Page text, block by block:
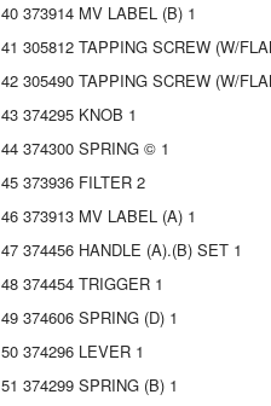
40 373914 MV LABEL (B) 1
41 305812 TAPPING SCREW (W/
42 305490 TAPPING SCREW (W/
43 374295 KNOB 1
44 374300 SPRING © 1
45 373936 FILTER 2
46 373913 MV LABEL (A) 1
47 374456 HANDLE (A).(B) SET 1
48 374454 TRIGGER 1
49 374606 SPRING (D) 1
50 374296 LEVER 1
51 374299 SPRING (B) 1